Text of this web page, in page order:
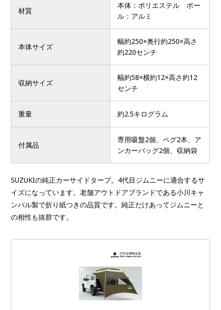
材質
本体：ポリエステル ポー
ル：アルミ
本体サイズ
幅約250×奥行約250×高さ
約220センチ
収納サイズ
幅約58×横約12×高さ約12
センチ
重量 約2.5キログラム
付属品
専用吸盤2個、ペグ2本、ア
ンカーバッグ2個、収納袋
SUZUKIの純正カーサイドタープ。4代目ジムニーに適合するサ
イズになっています。老舗アウトドアブランドである小川キャ
ンパル製で折り紙つきの品質です。純正だけあってジムニーと
の相性も抜群です。